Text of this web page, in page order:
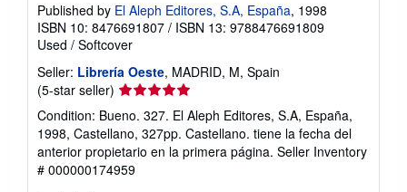
Published by El Aleph Editores, S.A, España, 1998
ISBN 10: 8476691807 / ISBN 13: 9788476691809
Used / Softcover
Seller: Librería Oeste, MADRID, M, Spain
(5-star seller) Seller
rating
5
out
of
5
Condition: Bueno. 327. El Aleph Editores, S.A, España,
1998, Castellano, 327pp. Castellano. tiene la fecha del
anterior propietario en la primera página. Seller Inventory
# 000000174959